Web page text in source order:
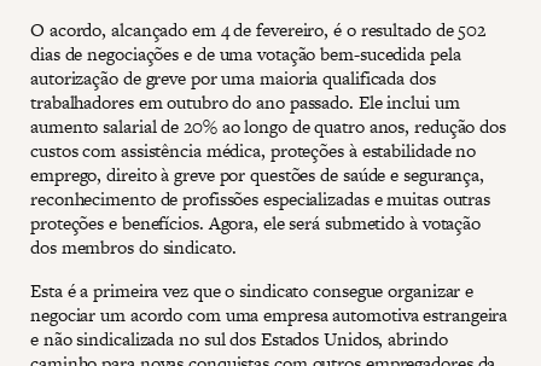
O acordo, alcançado em 4 de fevereiro, é o resultado de 502
dias de negociações e de uma votação bem-sucedida pela
autorização de greve por uma maioria qualificada dos
trabalhadores em outubro do ano passado. Ele inclui um
aumento salarial de 20% ao longo de quatro anos, redução dos
custos com assistência médica, proteções à estabilidade no
emprego, direito à greve por questões de saúde e segurança,
reconhecimento de profissões especializadas e muitas outras
proteções e benefícios. Agora, ele será submetido à votação
dos membros do sindicato.
Esta é a primeira vez que o sindicato consegue organizar e
negociar um acordo com uma empresa automotiva estrangeira
e não sindicalizada no sul dos Estados Unidos, abrindo